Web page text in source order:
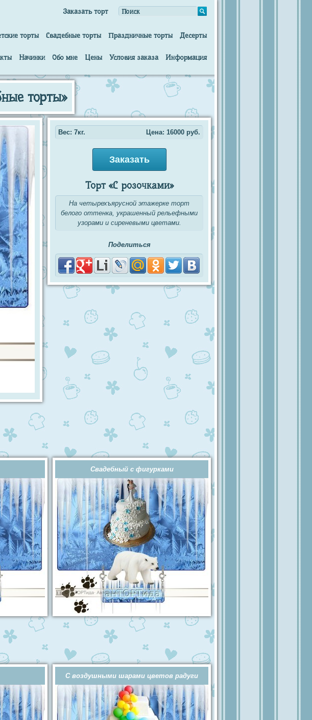
Заказать торт
торты Свадебные торты Праздничные торты Десерты
Начинки Обо мне Цены Условия заказа Информация
торты»
Вес: 7кг. Цена: 16000 руб.
Заказать
Торт «С розочками»
На четырехъярусной этажерке торт
белого оттенка, украшенный рельефными
узорами и сиреневыми цветами.
Поделиться
Свадебный с фигурками
С воздушными шарами цветов радуги